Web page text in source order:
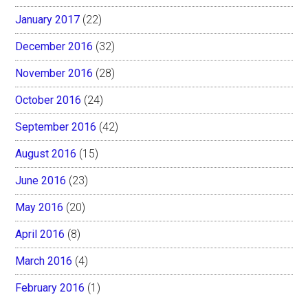
January 2017 (22)
December 2016 (32)
November 2016 (28)
October 2016 (24)
September 2016 (42)
August 2016 (15)
June 2016 (23)
May 2016 (20)
April 2016 (8)
March 2016 (4)
February 2016 (1)